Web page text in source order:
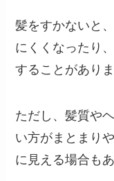
髪をすかないと
にくくなったり
することがありま
ただし、髪質や
い方がまとまり
に見える場合もあ